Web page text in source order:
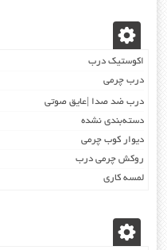
اکوستیک درب
درب چرمی
درب ضد صدا |عایق صوتی
دسته‌بندی نشده
دیوار کوب چرمی
روکش چرمی درب
لمسه کاری